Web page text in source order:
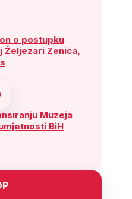
o postupku
Zenica,
Muzeja
BiH